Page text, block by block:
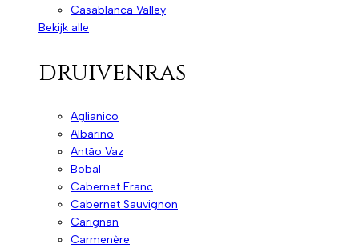
Casablanca Valley
Bekijk alle
druivenras
Aglianico
Albarino
Antão Vaz
Bobal
Cabernet Franc
Cabernet Sauvignon
Carignan
Carmenère